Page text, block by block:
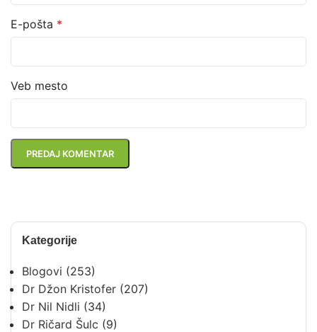
Kategorije
Blogovi (253)
Dr Džon Kristofer (207)
Dr Nil Nidli (34)
Dr Ričard Šulc (9)
E-pošta *
Veb mesto